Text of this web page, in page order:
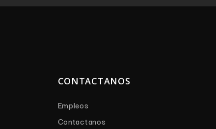
CONTACTANOS
Empleos
Contactanos